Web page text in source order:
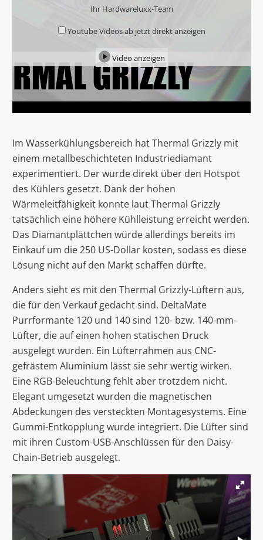
Ihr Hardwareluxx-Team
Youtube Videos ab jetzt direkt anzeigen
Video anzeigen
Im Wasserkühlungsbereich hat Thermal Grizzly mit
einem metallbeschichteten Industriediamant
experimentiert. Der wurde direkt über den Hotspot
des Kühlers gesetzt. Dank der hohen
Wärmeleitfähigkeit konnte laut Thermal Grizzly
tatsächlich eine höhere Kühlleistung erreicht werden.
Das Diamantplättchen würde allerdings bereits im
Einkauf um die 250 US-Dollar kosten, sodass es diese
Lösung nicht auf den Markt schaffen dürfte.
Anders sieht es mit den Thermal Grizzly-Lüftern aus,
die für den Verkauf gedacht sind. DeltaMate
Purrformante 120 und 140 sind 120- bzw. 140-mm-
Lüfter, die auf einen hohen statischen Druck
ausgelegt wurden. Ein Lüfterrahmen aus CNC-
gefrästem Aluminium lässt sie sehr wertig wirken.
Eine RGB-Beleuchtung fehlt aber trotzdem nicht.
Elegant umgesetzt wurden die magnetischen
Abdeckungen des versteckten Montagesystems. Eine
Gummi-Entkopplung wurde integriert. Die Lüfter sind
mit ihren Custom-USB-Anschlüssen für den Daisy-
Chain-Betrieb ausgelegt.